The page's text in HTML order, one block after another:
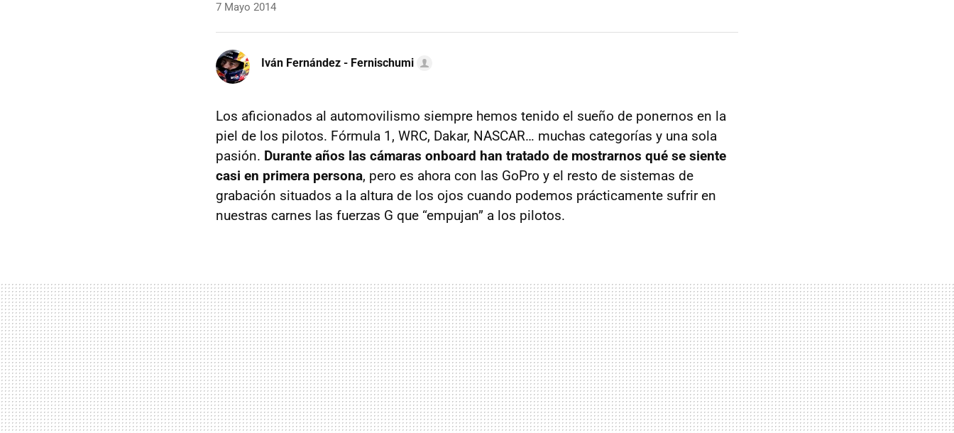
7 Mayo 2014
Iván Fernández - Fernischumi
Los aficionados al automovilismo siempre hemos tenido el sueño de ponernos en la
piel de los pilotos. Fórmula 1, WRC, Dakar, NASCAR… muchas categorías y una sola
pasión. Durante años las cámaras onboard han tratado de mostrarnos qué se siente
casi en primera persona, pero es ahora con las GoPro y el resto de sistemas de
grabación situados a la altura de los ojos cuando podemos prácticamente sufrir en
nuestras carnes las fuerzas G que “empujan” a los pilotos.